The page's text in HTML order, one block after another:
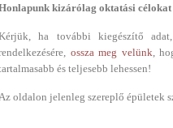
kizárólag oktatási célokat
ha további kiegészítő
ossza meg velünk ,
és teljesebb lehessen!
Az oldalon jelenleg szereplő épületek